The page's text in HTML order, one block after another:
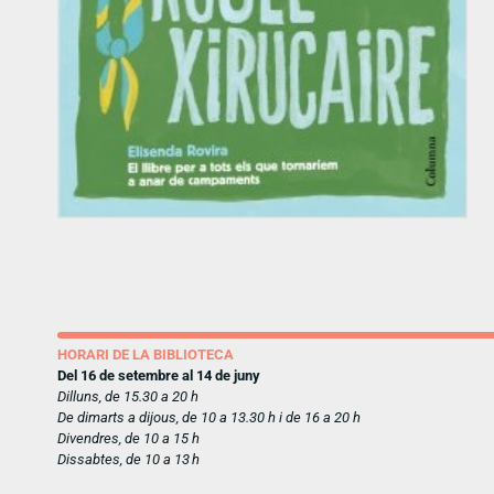
HORARI DE LA BIBLIOTECA
Del 16 de setembre al 14 de juny
Dilluns, de 15.30 a 20 h
De dimarts a dijous, de 10 a 13.30 h i de 16 a 20 h
Divendres, de 10 a 15 h
Dissabtes, de 10 a 13 h